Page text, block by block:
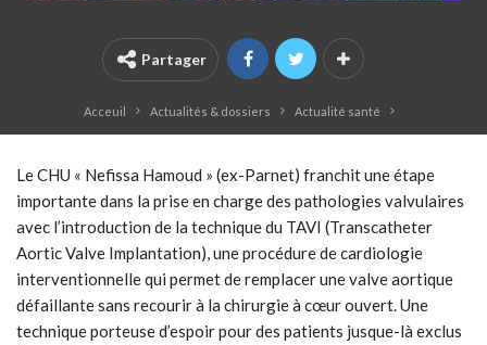
Partager
Acceuil Actualités & dossiers Actualité santé
Le CHU « Nefissa Hamoud » (ex-Parnet) franchit une étape
importante dans la prise en charge des pathologies valvulaires
avec l’introduction de la technique du TAVI (Transcatheter
Aortic Valve Implantation), une procédure de cardiologie
interventionnelle qui permet de remplacer une valve aortique
défaillante sans recourir à la chirurgie à cœur ouvert. Une
technique porteuse d’espoir pour des patients jusque-là exclus